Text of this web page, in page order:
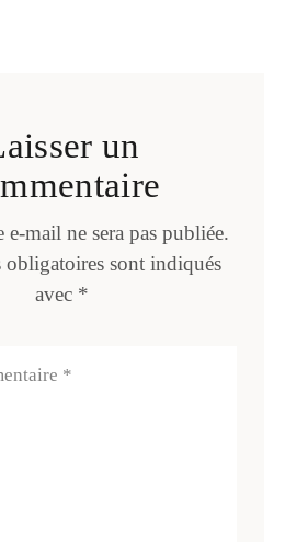
un
e-mail ne sera pas publiée.
obligatoires sont indiqués
avec *